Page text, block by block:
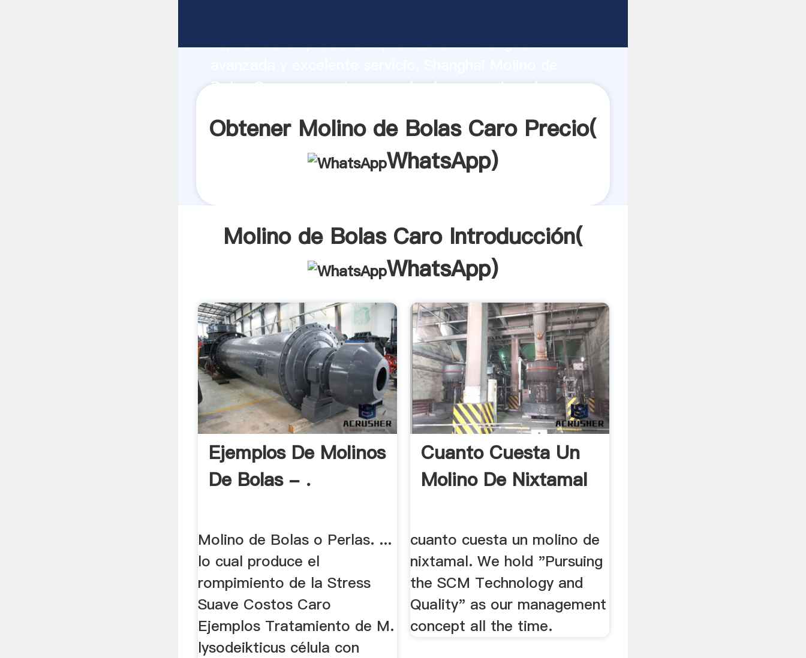
capacidad de producción, fuerza de investigación
Bolas Caro proveedor crea el valor y aporta valores a
Obtener Molino de Bolas Caro Precio(
WhatsApp)
Molino de Bolas Caro Introducción(
WhatsApp)
Ejemplos De Molinos
De Bolas - .
Molino de Bolas o Perlas. ...
lo cual produce el
rompimiento de la Stress
Suave Costos Caro
Ejemplos Tratamiento de M.
lysodeikticus célula con
Cuanto Cuesta Un
Molino De Nixtamal
cuanto cuesta un molino de
nixtamal. We hold "Pursuing
the SCM Technology and
Quality" as our management
concept all the time.